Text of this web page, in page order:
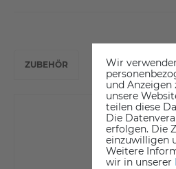
ZUBEHÖR
Wir
und
unsere
teilen diese
Die
erfolgen. Die
einzuwilligen
Weitere
wir in unserer